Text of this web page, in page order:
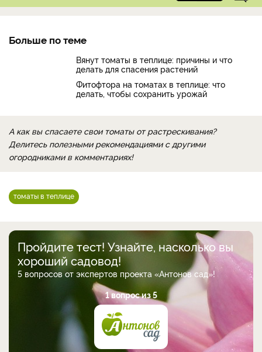
Больше по теме
Вянут томаты в теплице: причины и что
делать для спасения растений
Фитофтора на томатах в теплице: что
делать, чтобы сохранить урожай
А как вы спасаете свои томаты от растрескивания?
Делитесь полезными рекомендациями с другими
огородниками в комментариях!
томаты в теплице
Пройдите тест! Узнайте, насколько вы
хороший садовод!
5 вопросов от экспертов проекта «Антонов сад»!
1 вопрос из 5